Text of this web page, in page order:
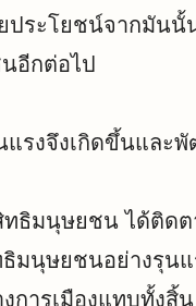
ประโยชน์จากมันนั้
อีกต่อไป
แรงจึงเกิดขึ้นแล
ทธิมนุษยชน ได้ติดต
ธิมนุษยชนอย่างรุน
งการเมืองแทบทั้ง